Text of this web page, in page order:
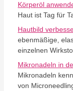
Körperöl
Haut ist Tag für
Hautbild
ebenmäßige,
einzelnen
Mikronadeln in
Mikronadeln
von